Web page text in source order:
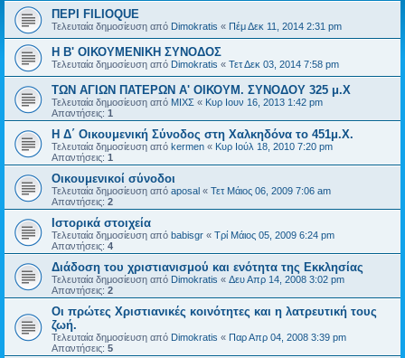
ΠΕΡΙ FILIOQUE
Τελευταία δημοσίευση από Dimokratis « Πέμ Δεκ 11, 2014 2:31 pm
Η Β' ΟΙΚΟΥΜΕΝΙΚΗ ΣΥΝΟΔΟΣ
Τελευταία δημοσίευση από Dimokratis « Τετ Δεκ 03, 2014 7:58 pm
ΤΩΝ ΑΓΙΩΝ ΠΑΤΕΡΩΝ Α' ΟΙΚΟΥΜ. ΣΥΝΟΔΟΥ 325 μ.Χ
Τελευταία δημοσίευση από ΜΙΧΣ « Κυρ Ιουν 16, 2013 1:42 pm
Απαντήσεις: 1
Η Δ΄ Οικουμενική Σύνοδος στη Χαλκηδόνα το 451μ.Χ.
Τελευταία δημοσίευση από kermen « Κυρ Ιούλ 18, 2010 7:20 pm
Απαντήσεις: 1
Οικουμενικοί σύνοδοι
Τελευταία δημοσίευση από aposal « Τετ Μάιος 06, 2009 7:06 am
Απαντήσεις: 2
Ιστορικά στοιχεία
Τελευταία δημοσίευση από babisgr « Τρί Μάιος 05, 2009 6:24 pm
Απαντήσεις: 4
Διάδοση του χριστιανισμού και ενότητα της Εκκλησίας
Τελευταία δημοσίευση από Dimokratis « Δευ Απρ 14, 2008 3:02 pm
Απαντήσεις: 2
Οι πρώτες Χριστιανικές κοινότητες και η λατρευτική τους
ζωή.
Τελευταία δημοσίευση από Dimokratis « Παρ Απρ 04, 2008 3:39 pm
Απαντήσεις: 5